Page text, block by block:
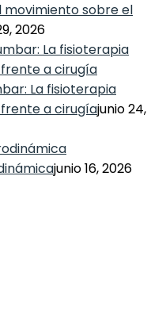
movimiento sobre el
2026
La fisioterapia
a cirugíajunio 24,
junio 16, 2026